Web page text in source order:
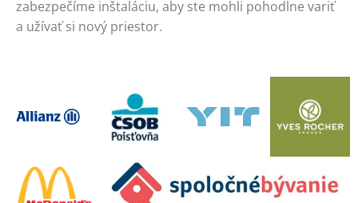
zabezpečíme inštaláciu, aby ste mohli pohodlne variť
a užívať si nový priestor.